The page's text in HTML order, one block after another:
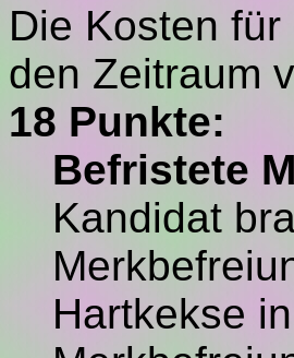
Die Kosten
den Zeitraum
18 Punkte:
Befristete
Kandidat
Hartkekse